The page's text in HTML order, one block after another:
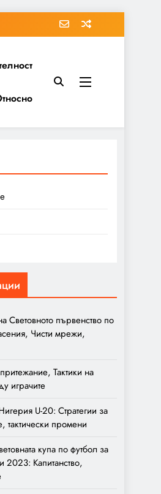
Световното първенство по
Чисти мрежи,
Тактики на
играчите
U-20: Стратегии за
тактически промени
купа по футбол за
Капитанство,